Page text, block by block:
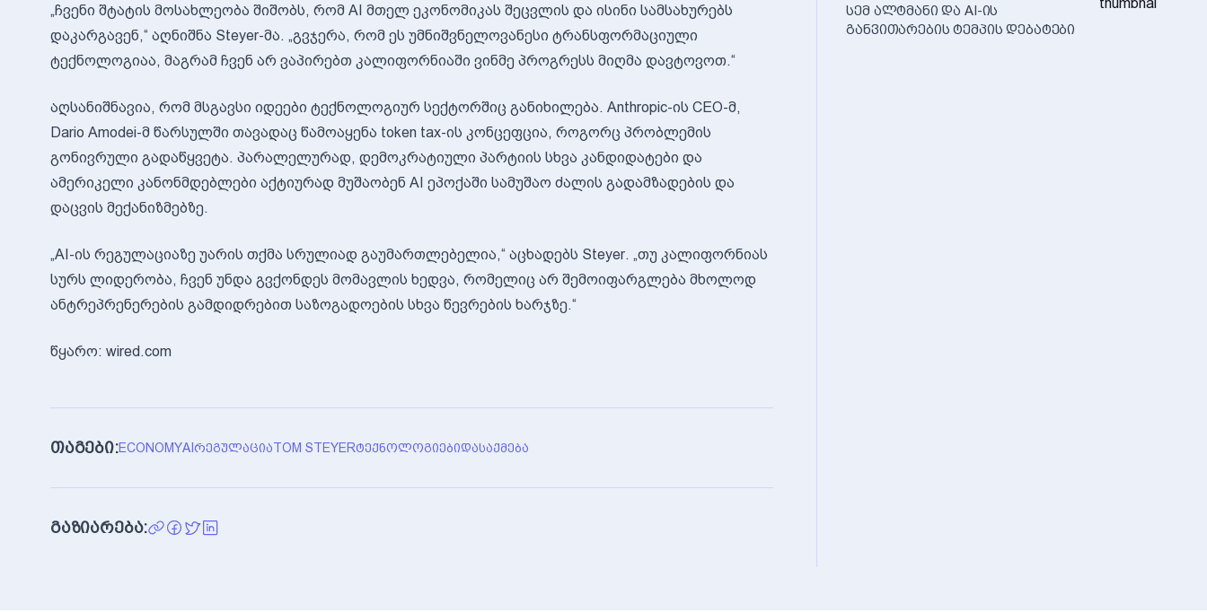
„ჩვენი შტატის მოსახლეობა შიშობს, რომ AI მთელ ეკონომიკას შეცვლის და ისინი სამსახურებს
დაკარგავენ,“ აღნიშნა Steyer-მა. „გვჯერა, რომ ეს უმნიშვნელოვანესი ტრანსფორმაციული
ტექნოლოგიაა, მაგრამ ჩვენ არ ვაპირებთ კალიფორნიაში ვინმე პროგრესს მიღმა დავტოვოთ.“
აღსანიშნავია, რომ მსგავსი იდეები ტექნოლოგიურ სექტორშიც განიხილება. Anthropic-ის CEO-მ,
Dario Amodei-მ წარსულში თავადაც წამოაყენა token tax-ის კონცეფცია, როგორც პრობლემის
გონივრული გადაწყვეტა. პარალელურად, დემოკრატიული პარტიის სხვა კანდიდატები და
ამერიკელი კანონმდებლები აქტიურად მუშაობენ AI ეპოქაში სამუშაო ძალის გადამზადების და
დაცვის მექანიზმებზე.
„AI-ის რეგულაციაზე უარის თქმა სრულიად გაუმართლებელია,“ აცხადებს Steyer. „თუ კალიფორნიას
სურს ლიდერობა, ჩვენ უნდა გვქონდეს მომავლის ხედვა, რომელიც არ შემოიფარგლება მხოლოდ
ანტრეპრენერების გამდიდრებით საზოგადოების სხვა წევრების ხარჯზე.“
წყარო: wired.com
თაგები:ECONOMYAI ᲠᲔᲒᲣᲚᲐᲪᲘᲐTOM STEYERᲢᲔᲥᲜᲝᲚᲝᲒᲘᲔᲑᲘᲓᲐᲡᲐᲥᲛᲔᲑᲐ
გაზიარება:
სემ ალტმანი და AI-ის
განვითარების ტემპის დებატები